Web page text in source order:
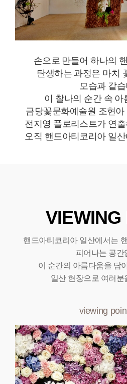
손으로 만들어 하나의
탄생하는 과정은 마치
모습과 같
이 찰나의 순간 속 아
금당꽃문화예술원 조현
전지영 플로리스트가 연
오직 핸드아티코리아 일
VIEWING
핸드아티코리아 일산에서는
피어나는 공간
이 순간의 아름다움을 담
일산 현장으로 여러분
viewing